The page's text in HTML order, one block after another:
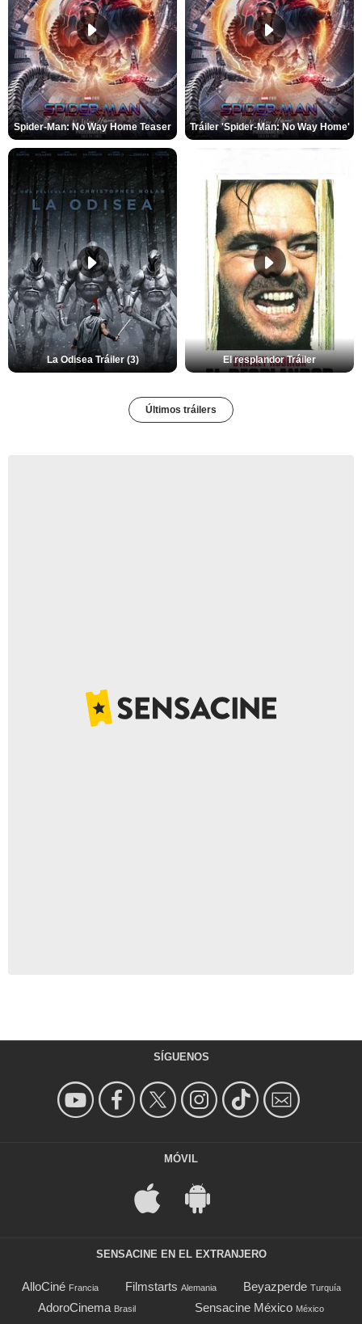
Spider-Man: No Way Home Teaser Tráiler 'Spider-Man: No Way Home'
La Odisea Tráiler (3) El resplandor Tráiler
Últimos tráilers
SÍGUENOS
MÓVIL
SENSACINE EN EL EXTRANJERO
AlloCiné Francia Filmstarts Alemania Beyazperde Turquía
AdoroCinema Brasil Sensacine México México